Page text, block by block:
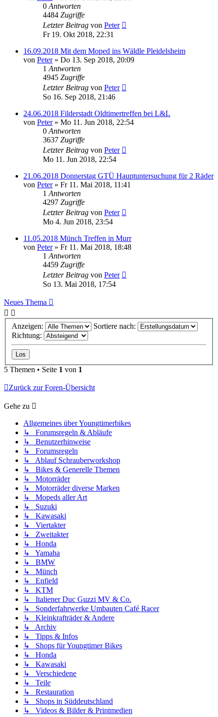
0 Antworten
4484 Zugriffe
Letzter Beitrag von Peter
Fr 19. Okt 2018, 22:31
16.09.2018 Mit dem Moped ins Wäldle Pleidelsheim
von Peter» Do 13. Sep 2018, 20:09
1 Antworten
4945 Zugriffe
Letzter Beitrag von Peter
So 16. Sep 2018, 21:46
24.06.2018 Filderstadt Oldtimertreffen bei L&L
von Peter» Mo 11. Jun 2018, 22:54
0 Antworten
3637 Zugriffe
Letzter Beitrag von Peter
Mo 11. Jun 2018, 22:54
21.06.2018 Donnerstag GTÜ Hauptuntersuchung für 2 Räder
von Peter» Fr 11. Mai 2018, 11:41
1 Antworten
4297 Zugriffe
Letzter Beitrag von Peter
Mo 4. Jun 2018, 23:54
11.05.2018 Münch Treffen in Murr
von Peter» Fr 11. Mai 2018, 18:48
1 Antworten
4459 Zugriffe
Letzter Beitrag von Peter
So 13. Mai 2018, 17:54
Neues Thema
Anzeigen:
Sortiere nach:
Richtung:
5 Themen • Seite 1 von 1
Zurück zur Foren-Übersicht
Gehe zu
Allgemeines über Youngtimerbikes
↳ Forumsregeln & Abläufe
↳ Benutzerhinweise
↳ Forumsregeln
↳ Ablauf Schrauberworkshop
↳ Bikes & Generelle Themen
↳ Motorräder
↳ Motorräder diverse Marken
↳ Mopeds aller Art
↳ Suzuki
↳ Kawasaki
↳ Viertakter
↳ Zweitakter
↳ Honda
↳ Yamaha
↳ BMW
↳ Münch
↳ Enfield
↳ KTM
↳ Italiener Duc Guzzi MV & Co.
↳ Sonderfahrwerke Umbauten Café Racer
↳ Kleinkrafträder & Andere
↳ Archiv
↳ Tipps & Infos
↳ Shops für Youngtimer Bikes
↳ Honda
↳ Kawasaki
↳ Verschiedene
↳ Teile
↳ Restauration
↳ Shops in Süddeutschland
↳ Videos & Bilder & Printmedien